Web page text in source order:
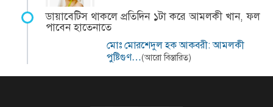
ডায়াবেটিস থাকলে প্রতিদিন ১টা করে আমলকী খান, ফল
পাবেন হাতেনাতে
মোঃ মোরশেদুল হক আকবরী: আমলকী
পুষ্টিগুণ…(আরো বিস্তারিত)